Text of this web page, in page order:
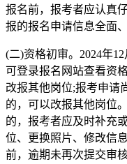
报名前，报考者应认真
报的报名申请信息全面
(二)资格初审。2024年
可登录报名网站查看资
改报其他岗位;报考申请
的，可以改报其他岗位
的，报考者应及时补充
位、更换照片、修改信
前，逾期未再次提交审